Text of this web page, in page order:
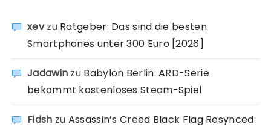
xevzu Ratgeber: Das sind die besten
Smartphones unter 300 Euro [2026]
Jadawin zu Babylon Berlin: ARD-Serie
bekommt kostenloses Steam-Spiel
Fidsh zu Assassin’s Creed Black Flag Resynced: